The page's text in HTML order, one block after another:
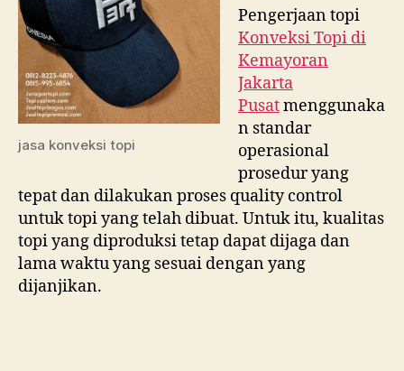
jasa konveksi topi
Pengerjaan topi
Konveksi Topi di
Kemayoran
Jakarta
Pusatmenggunaka
n standar
operasional
prosedur yang
tepat dan dilakukan proses quality control
untuk topi yang telah dibuat. Untuk itu, kualitas
topi yang diproduksi tetap dapat dijaga dan
lama waktu yang sesuai dengan yang
dijanjikan.